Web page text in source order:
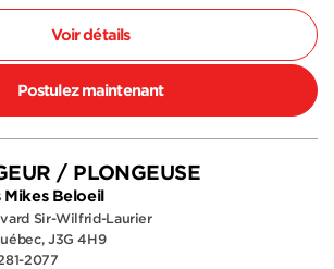
Voir détails
Postulez maintenant
/ PLONGEUSE
Mikes Beloeil
Sir-Wilfrid-Laurier
J3G 4H9
2077